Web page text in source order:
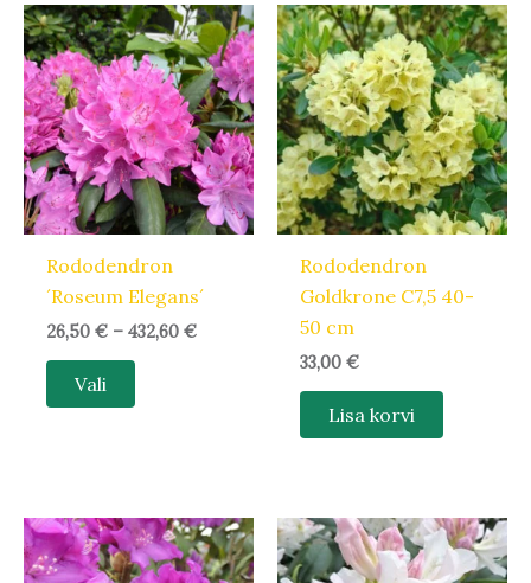
Rododendron
´Roseum Elegans´
26,50€ – 432,60€
Hinnavahemik:
26,50 €
kuni
432,60 €
Vali
Sellel
tootel
on
mitu
varianti.
Valikuid
saab
teha
tootelehel.
Rododendron
Goldkrone C7,5 40-
50 cm
33,00€
Lisa korvi